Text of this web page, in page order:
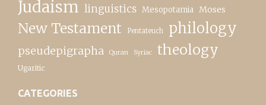
Judaism linguistics Mesopotamia Moses
New Testament Pentateuch philology
pseudepigrapha Quran Syriac theology
Ugaritic
CATEGORIES